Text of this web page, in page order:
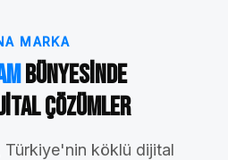
MARKA
Bünyesinde
Çözümler
Türkiye'nin köklü dijital